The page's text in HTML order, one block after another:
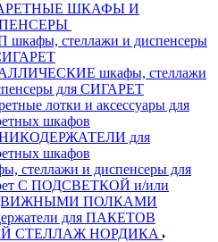
ШКАФЫ И
шкафы, стеллажи и диспенсеры
шкафы, стеллажи
для СИГАРЕТ
лотки и аксессуары для
шкафов
для
шкафов
стеллажи и диспенсеры для
С ПОДСВЕТКОЙ и/или
ПОЛКАМИ
для ПАКЕТОВ
СТЕЛЛАЖ НОРДИКА